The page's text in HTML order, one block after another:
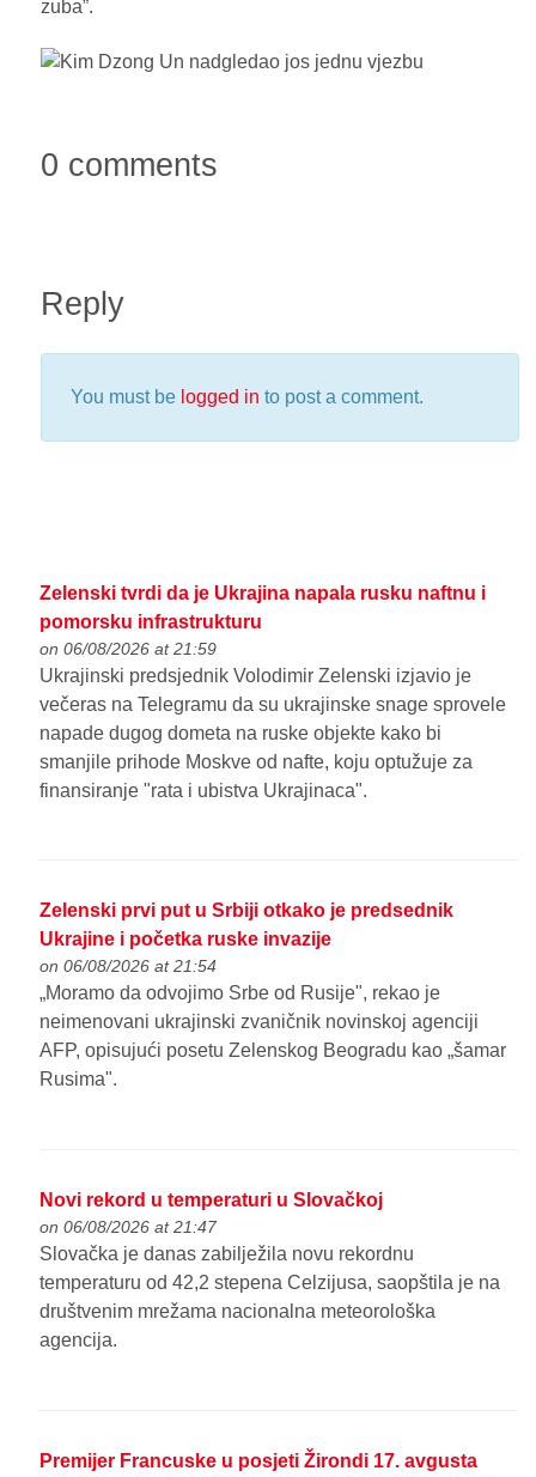
zuba”.
0 comments
Reply
You must be logged in to post a comment.
Zelenski tvrdi da je Ukrajina napala rusku naftnu i
pomorsku infrastrukturu
on 06/08/2026 at 21:59
Ukrajinski predsjednik Volodimir Zelenski izjavio je
večeras na Telegramu da su ukrajinske snage sprovele
napade dugog dometa na ruske objekte kako bi
smanjile prihode Moskve od nafte, koju optužuje za
finansiranje "rata i ubistva Ukrajinaca".
Zelenski prvi put u Srbiji otkako je predsednik
Ukrajine i početka ruske invazije
on 06/08/2026 at 21:54
„Moramo da odvojimo Srbe od Rusije", rekao je
neimenovani ukrajinski zvaničnik novinskoj agenciji
AFP, opisujući posetu Zelenskog Beogradu kao „šamar
Rusima".
Novi rekord u temperaturi u Slovačkoj
on 06/08/2026 at 21:47
Slovačka je danas zabilježila novu rekordnu
temperaturu od 42,2 stepena Celzijusa, saopštila je na
društvenim mrežama nacionalna meteorološka
agencija.
Premijer Francuske u posjeti Žirondi 17. avgusta